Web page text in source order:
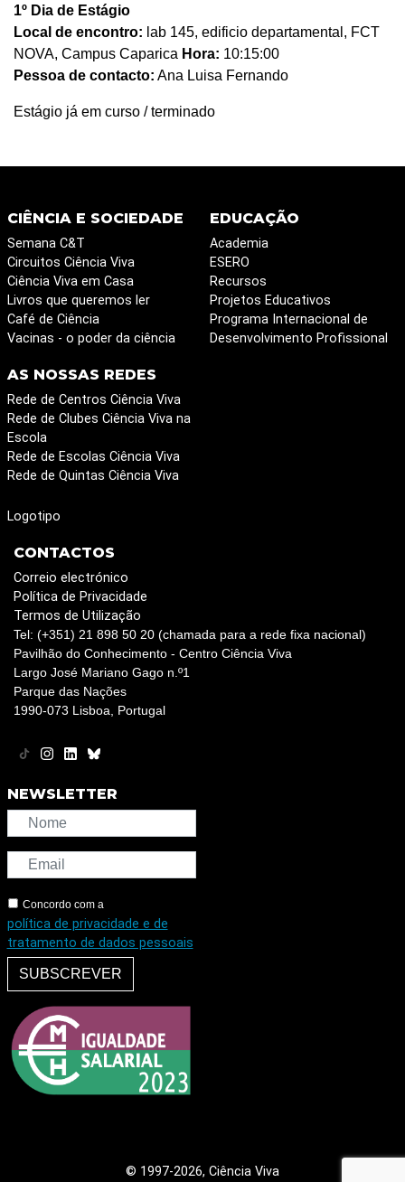
1º Dia de Estágio
Local de encontro: lab 145, edificio departamental, FCT
NOVA, Campus Caparica Hora: 10:15:00
Pessoa de contacto: Ana Luisa Fernando
Estágio já em curso / terminado
CIÊNCIA E SOCIEDADE
Semana C&T
Circuitos Ciência Viva
Ciência Viva em Casa
Livros que queremos ler
Café de Ciência
Vacinas - o poder da ciência
EDUCAÇÃO
Academia
ESERO
Recursos
Projetos Educativos
Programa Internacional de
Desenvolvimento Profissional
AS NOSSAS REDES
Rede de Centros Ciência Viva
Rede de Clubes Ciência Viva na
Escola
Rede de Escolas Ciência Viva
Rede de Quintas Ciência Viva
Logotipo
CONTACTOS
Correio electrónico
Política de Privacidade
Termos de Utilização
Tel: (+351) 21 898 50 20 (chamada para a rede fixa nacional)
Pavilhão do Conhecimento - Centro Ciência Viva
Largo José Mariano Gago n.º1
Parque das Nações
1990-073 Lisboa, Portugal
NEWSLETTER
Concordo com a
política de privacidade e de
tratamento de dados pessoais
SUBSCREVER
© 1997-2026, Ciência Viva